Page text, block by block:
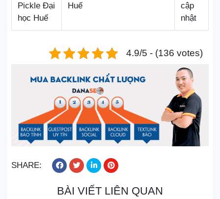
Pickle Đại
học Huế
Huế
cập
nhật
4.9/5 - (136 votes)
SHARE:
BÀI VIẾT LIÊN QUAN